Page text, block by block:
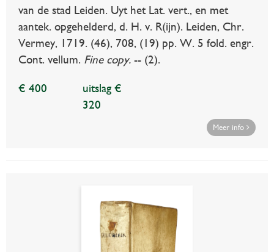
van de stad Leiden. Uyt het Lat. vert., en met
aantek. opgehelderd, d. H. v. R(ijn). Leiden, Chr.
Vermey, 1719. (46), 708, (19) pp. W. 5 fold. engr.
Cont. vellum. Fine copy. -- (2).
€ 400
uitslag €
320
Meer info